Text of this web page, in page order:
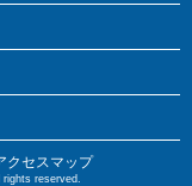
クセスマップ
reserved.